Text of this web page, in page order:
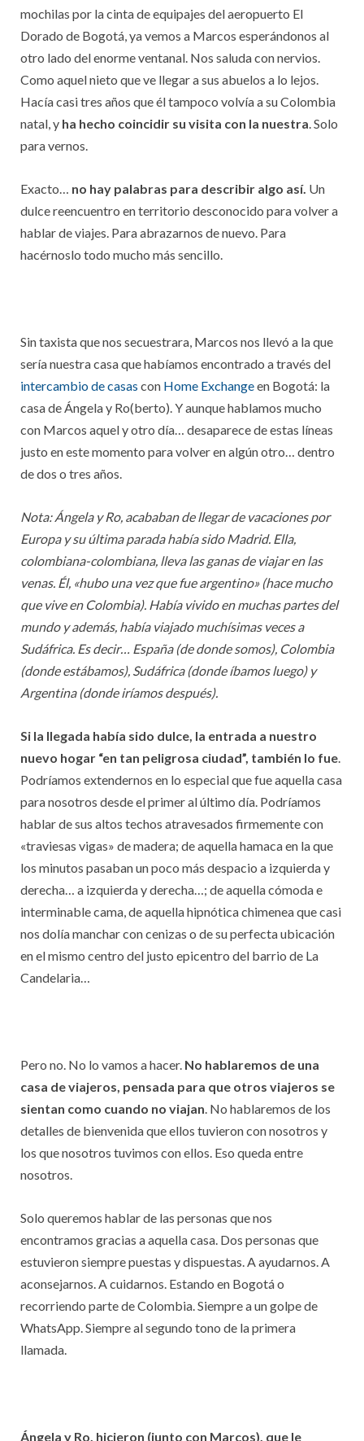
mochilas por la cinta de equipajes del aeropuerto El
Dorado de Bogotá, ya vemos a Marcos esperándonos al
otro lado del enorme ventanal. Nos saluda con nervios.
Como aquel nieto que ve llegar a sus abuelos a lo lejos.
Hacía casi tres años que él tampoco volvía a su Colombia
natal, y ha hecho coincidir su visita con la nuestra. Solo
para vernos.
Exacto… no hay palabras para describir algo así. Un
dulce reencuentro en territorio desconocido para volver a
hablar de viajes. Para abrazarnos de nuevo. Para
hacérnoslo todo mucho más sencillo.
Sin taxista que nos secuestrara, Marcos nos llevó a la que
sería nuestra casa que habíamos encontrado a través del
intercambio de casas con Home Exchangeen Bogotá: la
casa de Ángela y Ro(berto). Y aunque hablamos mucho
con Marcos aquel y otro día… desaparece de estas líneas
justo en este momento para volver en algún otro… dentro
de dos o tres años.
Nota: Ángela y Ro, acababan de llegar de vacaciones por
Europa y su última parada había sido Madrid. Ella,
colombiana-colombiana, lleva las ganas de viajar en las
venas. Él, «hubo una vez que fue argentino» (hace mucho
que vive en Colombia). Había vivido en muchas partes del
mundo y además, había viajado muchísimas veces a
Sudáfrica. Es decir… España (de donde somos), Colombia
(donde estábamos), Sudáfrica (donde íbamos luego) y
Argentina (donde iríamos después).
Si la llegada había sido dulce, la entrada a nuestro
nuevo hogar “en tan peligrosa ciudad”, también lo fue.
Podríamos extendernos en lo especial que fue aquella casa
para nosotros desde el primer al último día. Podríamos
hablar de sus altos techos atravesados firmemente con
«traviesas vigas» de madera; de aquella hamaca en la que
los minutos pasaban un poco más despacio a izquierda y
derecha… a izquierda y derecha…; de aquella cómoda e
interminable cama, de aquella hipnótica chimenea que casi
nos dolía manchar con cenizas o de su perfecta ubicación
en el mismo centro del justo epicentro del barrio de La
Candelaria…
Pero no. No lo vamos a hacer. No hablaremos de una
casa de viajeros, pensada para que otros viajeros se
sientan como cuando no viajan. No hablaremos de los
detalles de bienvenida que ellos tuvieron con nosotros y
los que nosotros tuvimos con ellos. Eso queda entre
nosotros.
Solo queremos hablar de las personas que nos
encontramos gracias a aquella casa. Dos personas que
estuvieron siempre puestas y dispuestas. A ayudarnos. A
aconsejarnos. A cuidarnos. Estando en Bogotá o
recorriendo parte de Colombia. Siempre a un golpe de
WhatsApp. Siempre al segundo tono de la primera
llamada.
Ángela y Ro, hicieron (junto con Marcos), que le